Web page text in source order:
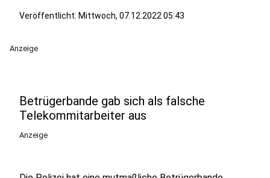
Veröffentlicht: Mittwoch, 07.12.2022 05:43
Anzeige
Betrügerbande gab sich als falsche
Telekommitarbeiter aus
Anzeige